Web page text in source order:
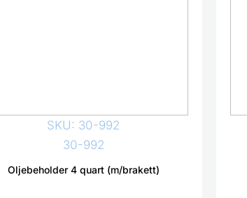
SKU: 30-992
30-992
Oljebeholder 4 quart (m/brakett)